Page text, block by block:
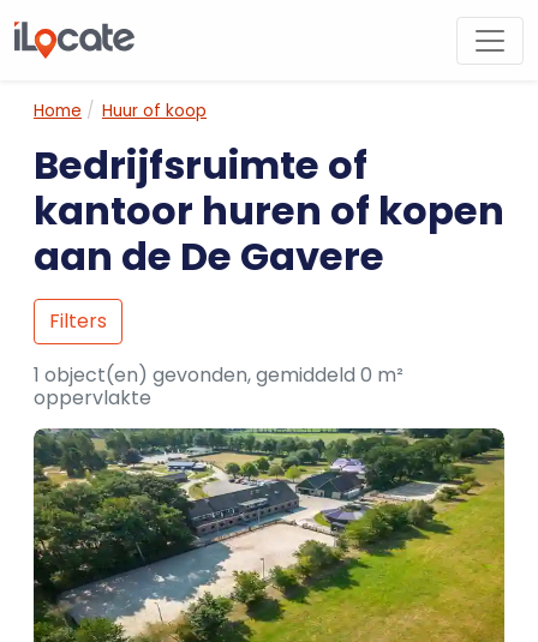
Home Huur of koop
Bedrijfsruimte of
kantoor huren of kopen
aan de De Gavere
Filters
1 object(en) gevonden, gemiddeld 0 m²
oppervlakte